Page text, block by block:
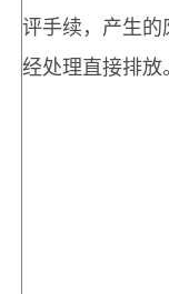
评手续，产生的
经处理直接排放